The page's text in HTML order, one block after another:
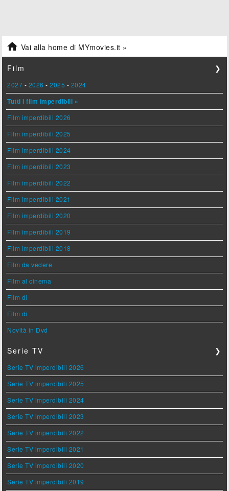
 Vai alla home di MYmovies.it »
Film ❯
2027 - 2026 -2025 - 2024
Tutti i film imperdibili »
Film imperdibili 2026
Film imperdibili 2025
Film imperdibili 2024
Film imperdibili 2023
Film imperdibili 2022
Film imperdibili 2021
Film imperdibili 2020
Film imperdibili 2019
Film imperdibili 2018
Film da vedere
Film al cinema
Film di
Film di
Novità in Dvd
Serie TV ❯
Serie TV imperdibili 2026
Serie TV imperdibili 2025
Serie TV imperdibili 2024
Serie TV imperdibili 2023
Serie TV imperdibili 2022
Serie TV imperdibili 2021
Serie TV imperdibili 2020
Serie TV imperdibili 2019